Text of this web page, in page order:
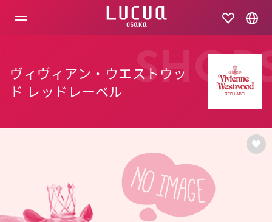
ヴィヴィアン・ウエストウッ
ド レッドレーベル